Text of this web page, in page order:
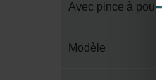
Avec pince à
Modèle